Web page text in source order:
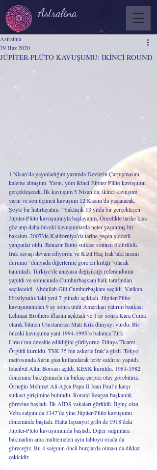
Astralina
JÜPİTER-PLÜTO KAVUŞUMU: İKİNCİ ROUND
Astralina
29 Haz 2020
1 Nisan’da yayınladığım yazımda Devlerin Çarpışmasını
kaleme almıştım. Yarın, yılın ikinci Jüpiter-Plüto kavuşumu
gerçekleşecek. İlk kavuşum 5 Nisan’da, ikinci kavuşum
yarın ve son üçüncü kavuşum 12 Kasım’da yaşanacak.
Şöyle bir hatırlayalım: “Yaklaşık 13 yılda bir gerçekleşen
Jüpiter-Plüto kavuşumuyla başlayalım. Öncelikle tarihe kısa
göz atıp daha önceki kavuşumlarda neler yaşanmış bir
bakalım. 2007’de Kaliforniya’da tarihe geçen şiddetli
yangınlar oldu. Benazir Butto suikast sonucu öldürüldü.
Irak savaşı devam ediyordu ve Kızıl Haç Irak’taki insani
durumu “dünyada diğerlerine göre en kritiği” olarak
tanımladı. Türkiye’de anayasa değişikliği referandumu
yapıldı ve sonucunda Cumhurbaşkanı halk tarafından
seçilecekti. Abdullah Gül Cumhurbaşkanı seçildi. Vatikan
Hristiyanlık’taki yeni 7 günahı açıkladı. Jüpiter-Plüto
kavuşumundan 9 ay sonra ünlü Amerikan yatırım bankası
Lehman Brothers iflasını açıkladı ve 1 ay sonra Kara Cuma
olarak bilinen Uluslararası Mali Kriz dünyayı vurdu. Bir
önceki kavuşuma yani 1994-1995’e bakınca Türk
Lirası’nın devalüe edildiğini görüyoruz. Dünya Ticaret
Örgütü kuruldu. TSK 35 bin askerle Irak’a girdi. Tokyo
metrosunda Sarin gazı kullanılarak terör saldırısı yapıldı.
İstanbul Altın Borsası açıldı. KESK kuruldu. 1981-1982
dönemine baktığımızda da birkaç çarpıcı olay görebiliriz.
Örneğin Mehmet Ali Ağca Papa II Jean Paul’e karşı
suikast girişimine bulundu. Ronald Reagan başkanlık
görevine başladı. İlk AİDS vakaları görüldü. İlginç olan
Veba salgını da 1347’de yine Jüpiter-Plüto kavuşumu
döneminde başladı. Hatta İspanyol gribi de 1918’deki
Jüpiter-Plüto kavuşumunda başladı. Diğer salgınlara
bakmadım ama muhtemelen aynı tabloyu orada da
göreceğiz. Bu 4 salgının öncü burçlarda olması da dikkat
çekicidir.